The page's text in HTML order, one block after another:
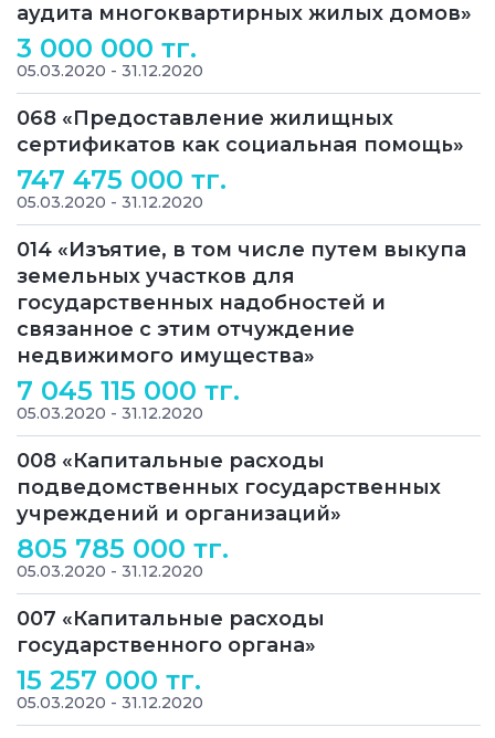
аудита многоквартирных жилых домов»
3 000 000 тг.
05.03.2020 - 31.12.2020
068 «Предоставление жилищных
сертификатов как социальная помощь»
747 475 000 тг.
05.03.2020 - 31.12.2020
014 «Изъятие, в том числе путем выкупа
земельных участков для
государственных надобностей и
связанное с этим отчуждение
недвижимого имущества»
7 045 115 000 тг.
05.03.2020 - 31.12.2020
008 «Капитальные расходы
подведомственных государственных
учреждений и организаций»
805 785 000 тг.
05.03.2020 - 31.12.2020
007 «Капитальные расходы
государственного органа»
15 257 000 тг.
05.03.2020 - 31.12.2020